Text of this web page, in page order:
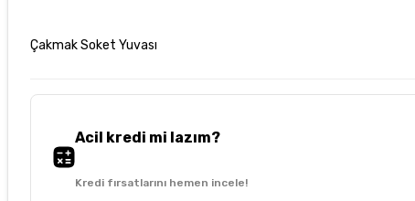
Çakmak Soket Yuvası
Acil kredi mi lazım?
Kredi fırsatlarını hemen incele!